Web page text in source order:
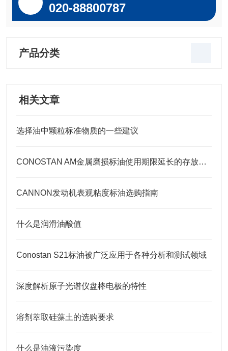
020-88800787
产品分类
相关文章
选择油中颗粒标准物质的一些建议
CONOSTAN AM金属磨损标油使用期限延长的存放要点
CANNON发动机表观粘度标油选购指南
什么是润滑油酸值
Conostan S21标油被广泛应用于各种分析和测试领域
深度解析原子光谱仪盘棒电极的特性
溶剂萃取硅藻土的选购要求
什么是油液污染度